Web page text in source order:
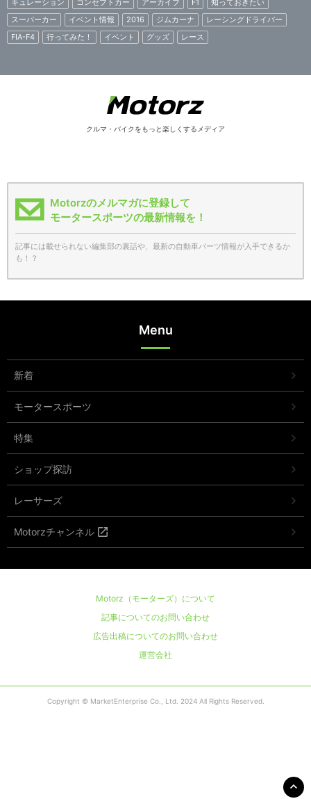
スーパーカー
イベント情報 2016 ジムカーナ
レーシングドライバー
FIA-F4
行ってみた！ イベント グッズ レース
クルマ・バイクをもっと楽しくするメディア
Motorzのメルマガに登録して
モータースポーツの最新情報を！
記事には載せられない編集部の裏話や、最新の自動車パーツ情報が入手できるか
も！？
Menu
新着
モータースポーツ
特集
ショップ探訪
レーサーズ
Motorzチャンネル
Motorz（モーターズ）について
記事についてのお問い合わせ
広告出稿についてのお問い合わせ
運営会社
Copyright © MarketEnterprise Co., Ltd. 2024 All Rights Reserved.